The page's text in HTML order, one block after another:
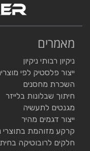
מאמרים
ניקיון רבותי ניקיון
ייצור פלסטיק לפי
השכרת מחסנים
חיתוך שבלונות בלייזר
מגנטים לתעשיה
ייצור דגמים מהיר
קרקע מזוהמת בתוצרי
חלקים לרובוטיקה